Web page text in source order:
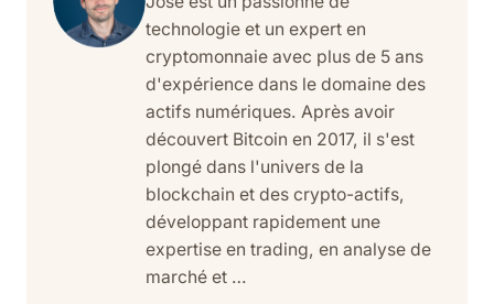
technologie et un expert en
cryptomonnaie avec plus de 5 ans
d'expérience dans le domaine des
actifs numériques. Après avoir
découvert Bitcoin en 2017, il s'est
plongé dans l'univers de la
blockchain et des crypto-actifs,
développant rapidement une
expertise en trading, en analyse de
marché et …